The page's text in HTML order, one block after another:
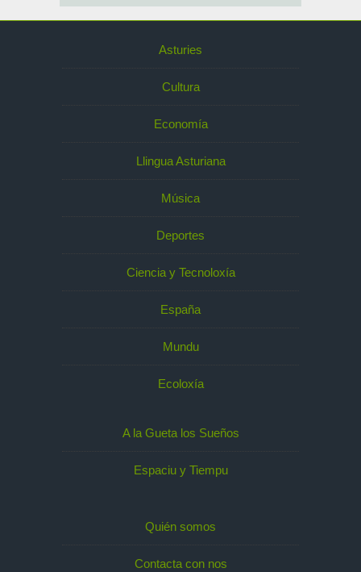
Asturies
Cultura
Economía
Llingua Asturiana
Música
Deportes
Ciencia y Tecnoloxía
España
Mundu
Ecoloxía
A la Gueta los Sueños
Espaciu y Tiempu
Quién somos
Contacta con nos